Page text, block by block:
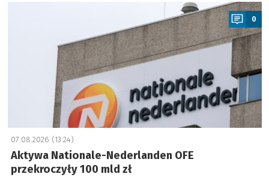
0
07.08.2026 (13:24)
Aktywa Nationale-Nederlanden OFE
przekroczyły 100 mld zł